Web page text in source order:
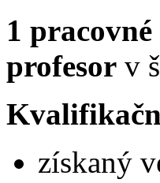
1 pracovné
profesor v
získaný